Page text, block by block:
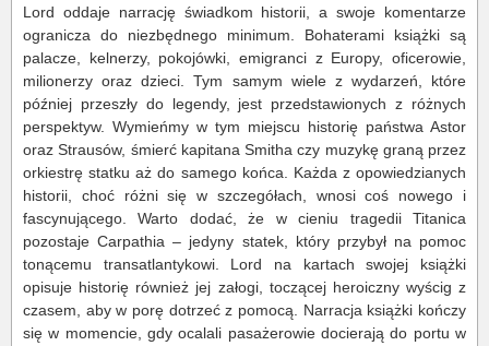
Lord oddaje narrację świadkom historii, a swoje komentarze
ogranicza do niezbędnego minimum. Bohaterami książki są
palacze, kelnerzy, pokojówki, emigranci z Europy, oficerowie,
milionerzy oraz dzieci. Tym samym wiele z wydarzeń, które
później przeszły do legendy, jest przedstawionych z różnych
perspektyw. Wymieńmy w tym miejscu historię państwa Astor
oraz Strausów, śmierć kapitana Smitha czy muzykę graną przez
orkiestrę statku aż do samego końca. Każda z opowiedzianych
historii, choć różni się w szczegółach, wnosi coś nowego i
fascynującego. Warto dodać, że w cieniu tragedii Titanica
pozostaje Carpathia – jedyny statek, który przybył na pomoc
tonącemu transatlantykowi. Lord na kartach swojej książki
opisuje historię również jej załogi, toczącej heroiczny wyścig z
czasem, aby w porę dotrzeć z pomocą. Narracja książki kończy
się w momencie, gdy ocalali pasażerowie docierają do portu w